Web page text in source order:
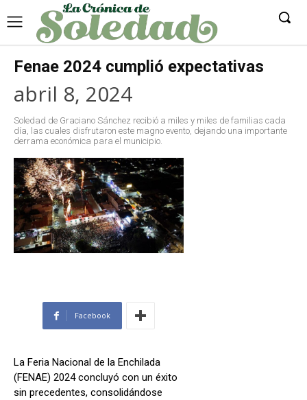
Fenae 2024 cumplió expectativas
abril 8, 2024
Soledad de Graciano Sánchez recibió a miles y miles de familias cada
día, las cuales disfrutaron este magno evento, dejando una importante
derrama económica para el municipio.
Facebook
La Feria Nacional de la Enchilada
(FENAE) 2024 concluyó con un éxito
sin precedentes, consolidándose